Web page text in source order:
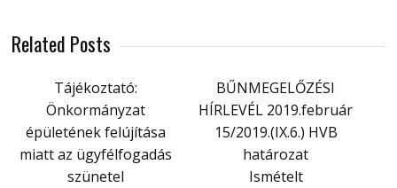
Related Posts
Tájékoztató:
Önkormányzat
épületének felújítása
miatt az ügyfélfogadás
szünetel
BŰNMEGELŐZÉSI
HÍRLEVÉL 2019.február
15/2019.(IX.6.) HVB
határozat
Ismételt